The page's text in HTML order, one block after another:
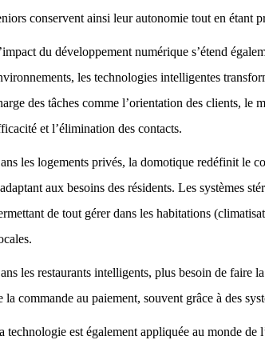
conservent ainsi leur autonomie tout en étant
du développement numérique s’étend
les technologies intelligentes
des tâches comme l’orientation des clients, le
et l’élimination des contacts.
les logements privés, la domotique redéfinit le
aux besoins des résidents. Les systèmes
de tout gérer dans les habitations
les restaurants intelligents, plus besoin de faire
la commande au paiement, souvent grâce à des
technologie est également appliquée au monde